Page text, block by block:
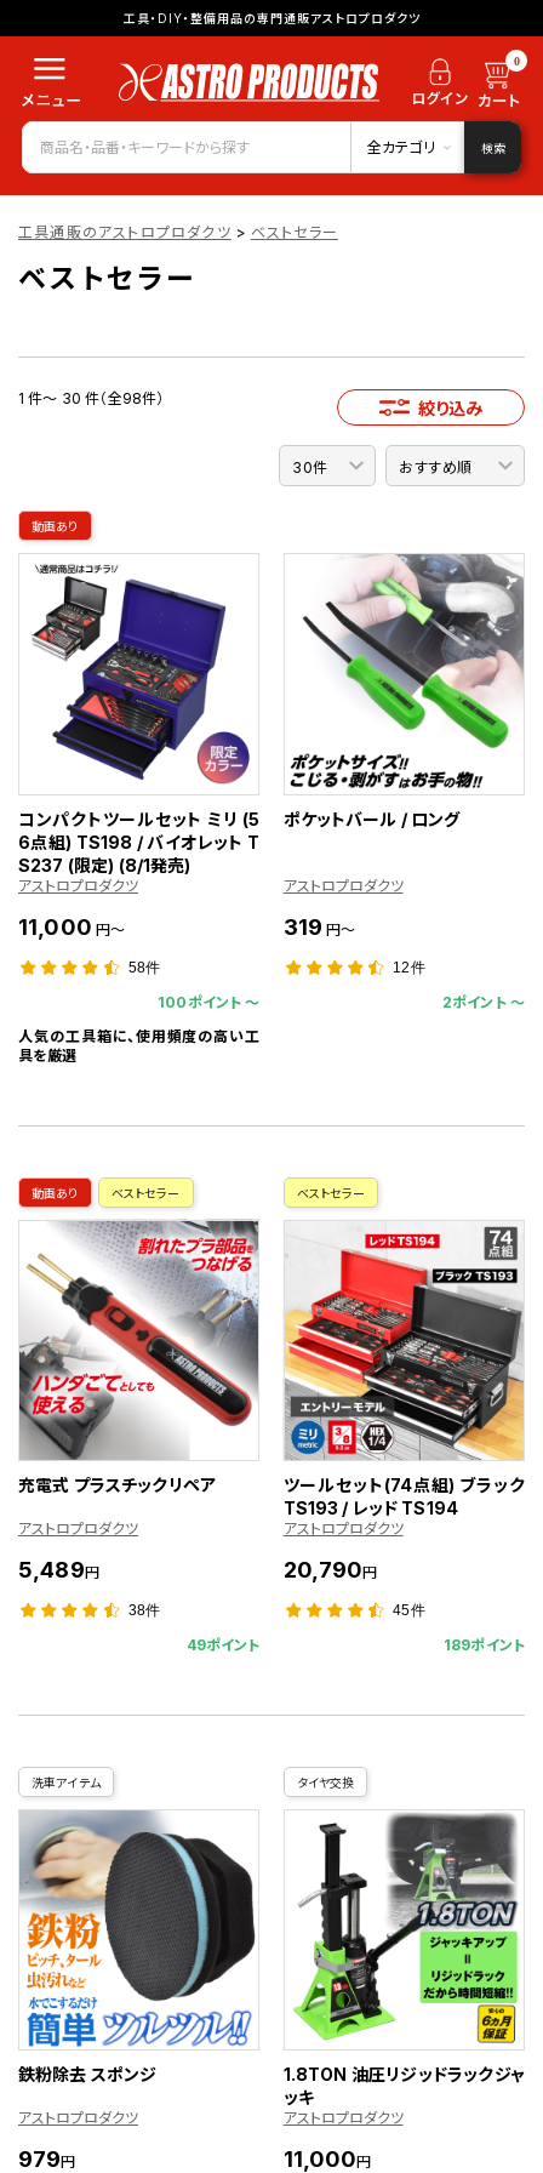
工具・DIY・整備用品の専門通販アストロプロダクツ
0
全カテゴリ 検索
工具通販のアストロプロダクツ > ベストセラー
ベストセラー
1 件～ 30 件（全98件） 絞り込み
動画あり
コンパクトツールセット ミリ (5
6点組) TS198 / バイオレット T
S237 (限定) (8/1発売)
アストロプロダクツ
11,000 円～
58件
100ポイント 〜
人気の工具箱に、使用頻度の高い工
具を厳選
ポケットバール / ロング
アストロプロダクツ
319 円～
12件
2ポイント 〜
動画あり ベストセラー
充電式 プラスチックリペア
アストロプロダクツ
5,489円
38件
49ポイント
ベストセラー
ツールセット(74点組) ブラック
TS193 / レッド TS194
アストロプロダクツ
20,790円
45件
189ポイント
洗車アイテム
鉄粉除去 スポンジ
アストロプロダクツ
979円
タイヤ交換
1.8TON 油圧リジッドラックジャ
ッキ
アストロプロダクツ
11,000円